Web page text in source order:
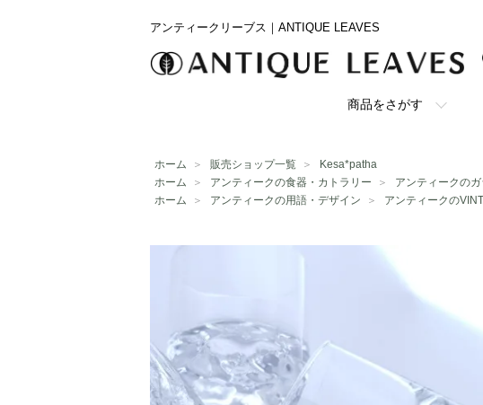
アンティークリーブス｜ANTIQUE LEAVES
商品をさがす
ホーム ＞ 販売ショップ一覧 ＞
Kesa*patha
ホーム
＞ アンティークの食器・カトラリー ＞ アンティークの
ホーム
＞ アンティークの用語・デザイン ＞ アンティークの